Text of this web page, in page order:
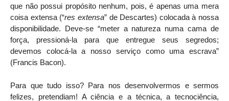
que não possui propósito nenhum, pois, é apenas uma mera
coisa extensa (“res extensa” de Descartes) colocada à nossa
disponibilidade. Deve-se “meter a natureza numa cama de
força, pressioná-la para que entregue seus segredos;
devemos colocá-la a nosso serviço como uma escrava”
(Francis Bacon).
Para que tudo isso? Para nos desenvolvermos e sermos
felizes, pretendiam! A ciência e a técnica, a tecnociência,